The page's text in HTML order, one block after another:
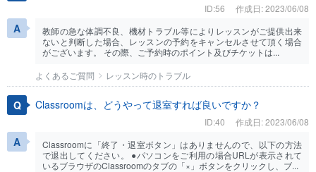
ID:56
作成日: 2023/06/08
教師の急な体調不良、機材トラブル等によりレッスンがご提供出来
ないと判断した場合、レッスンの予約をキャンセルさせて頂く場合
がございます。 その際、ご予約時のポイント及びチケットは...
よくあるご質問
レッスン時のトラブル
Classroomは、どうやって退室すれば良いですか？
ID:40
作成日: 2023/06/08
Classroomに「終了・退室ボタン」はありませんので、以下の方法
で退出してください。 ●パソコンをご利用の場合URLが表示されて
いるブラウザのClassroomのタブの「×」ボタンをクリックし、ブ...